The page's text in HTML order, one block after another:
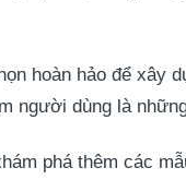
hoàn hảo để xây
người dùng là
phá thêm các